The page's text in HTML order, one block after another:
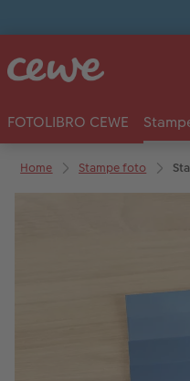
FOTOLIBRO CEWE
Home Stampe foto